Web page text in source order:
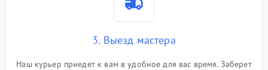
3. Выезд мастера
Наш курьер приедет к вам в удобное для вас время. Заберет